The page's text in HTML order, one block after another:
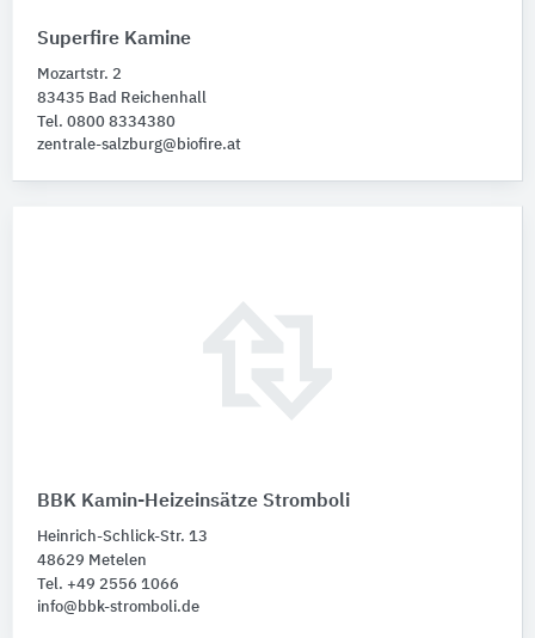
Superfire Kamine
Mozartstr. 2
83435 Bad Reichenhall
Tel. 0800 8334380
zentrale-salzburg@biofire.at
BBK Kamin-Heizeinsätze Stromboli
Heinrich-Schlick-Str. 13
48629 Metelen
Tel. +49 2556 1066
info@bbk-stromboli.de